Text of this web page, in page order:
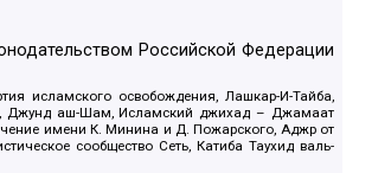
Российской Федерации
исламского освобождения, Лашкар-И-Тайба,
Джунд аш-Шам, Исламский джихад – Джамаат
имени К. Минина и Д. Пожарского, Аджр от
сообщество Сеть, Катиба Таухид валь-